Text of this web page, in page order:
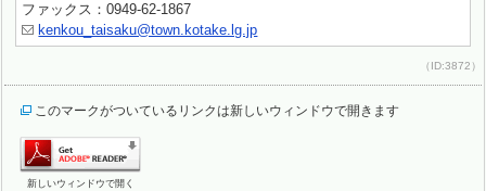
ファックス：0949-62-1867
kenkou_taisaku@town.kotake.lg.jp
（ID:3872）
このマークがついているリンクは新しいウィンドウで開きます
新しいウィンドウで開く